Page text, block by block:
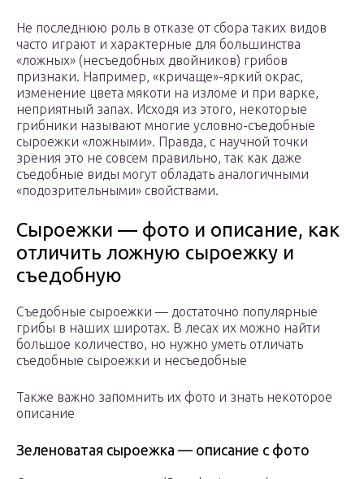
Не последнюю роль в отказе от сбора таких видов
часто играют и характерные для большинства
«ложных» (несъедобных двойников) грибов
признаки. Например, «кричаще»-яркий окрас,
изменение цвета мякоти на изломе и при варке,
неприятный запах. Исходя из этого, некоторые
грибники называют многие условно-съедобные
сыроежки «ложными». Правда, с научной точки
зрения это не совсем правильно, так как даже
съедобные виды могут обладать аналогичными
«подозрительными» свойствами.
Сыроежки — фото и описание, как
отличить ложную сыроежку и
съедобную
Съедобные сыроежки — достаточно популярные
грибы в наших широтах. В лесах их можно найти
большое количество, но нужно уметь отличать
съедобные сыроежки и несъедобные
Также важно запомнить их фото и знать некоторое
описание
Зеленоватая сыроежка — описание с фото